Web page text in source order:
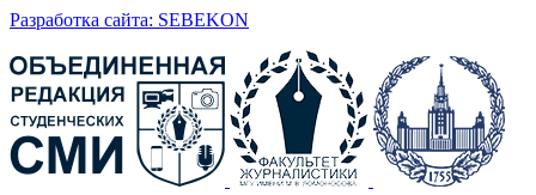
Разработка сайта: SEBEKON